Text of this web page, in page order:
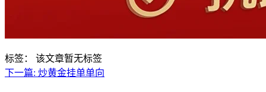
标签：
该文章暂无标签
下一篇: 炒黄金挂单单向